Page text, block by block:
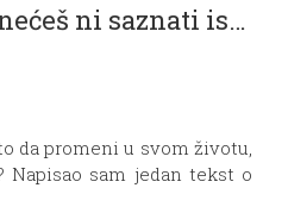
Ako ne pokušaš nećeš ni saznati ishod
da promeni u svom životu,
Napisao sam jedan tekst o